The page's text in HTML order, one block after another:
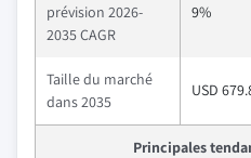
prévision 2026-
2035 CAGR
9%
Taille du marché
dans 2035
USD
Principales